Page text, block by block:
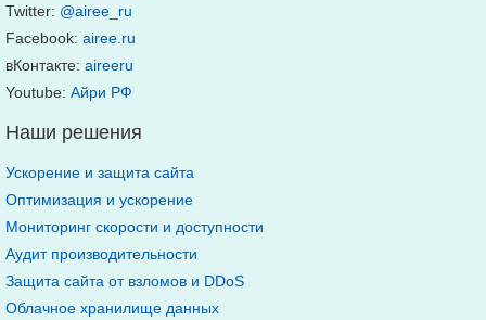
Twitter: @airee_ru
Facebook: airee.ru
вКонтакте: aireeru
Youtube: Айри РФ
Наши решения
Ускорение и защита сайта
Оптимизация и ускорение
Мониторинг скорости и доступности
Аудит производительности
Защита сайта от взломов и DDoS
Облачное хранилище данных